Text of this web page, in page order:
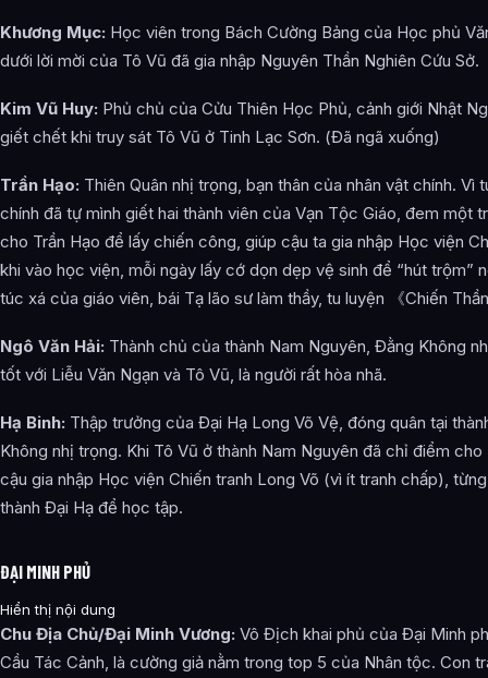
Khương Mục: Học viên trong Bách Cường Bảng của Học phủ
dưới lời mời của Tô Vũ đã gia nhập Nguyên Thần Nghiên Cứu Sở.
Kim Vũ Huy: Phủ chủ của Cửu Thiên Học Phủ, cảnh giới Nhật
giết chết khi truy sát Tô Vũ ở Tinh Lạc Sơn. (Đã ngã xuống)
Trần Hạo: Thiên Quân nhị trọng, bạn thân của nhân vật chính. Vì
chính đã tự mình giết hai thành viên của Vạn Tộc Giáo, đem một
cho Trần Hạo để lấy chiến công, giúp cậu ta gia nhập Học viện
khi vào học viện, mỗi ngày lấy cớ dọn dẹp vệ sinh để “hút trộm”
túc xá của giáo viên, bái Tạ lão sư làm thầy, tu luyện 《Chiến
Ngô Văn Hải: Thành chủ của thành Nam Nguyên, Đằng Không
tốt với Liễu Văn Ngạn và Tô Vũ, là người rất hòa nhã.
Hạ Binh: Thập trưởng của Đại Hạ Long Võ Vệ, đóng quân tại
Không nhị trọng. Khi Tô Vũ ở thành Nam Nguyên đã chỉ điểm
cậu gia nhập Học viện Chiến tranh Long Võ (vì ít tranh chấp),
thành Đại Hạ để học tập.
ĐẠI MINH PHỦ
Hiển thị nội dung
Chu Địa Chủ/Đại Minh Vương: Vô Địch khai phủ của Đại Minh
Cầu Tác Cảnh, là cường giả nằm trong top 5 của Nhân tộc. Con